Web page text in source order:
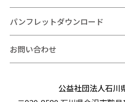
パンフレットダウンロード
お問い合わせ
公益社団法人石川